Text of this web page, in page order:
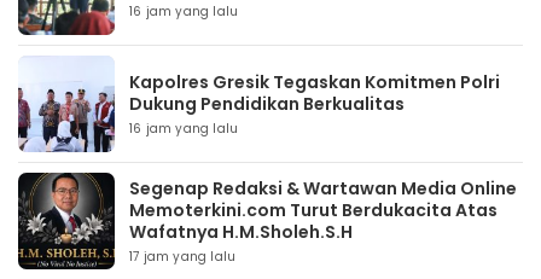
16 jam yang lalu
Kapolres Gresik Tegaskan Komitmen Polri
Dukung Pendidikan Berkualitas
16 jam yang lalu
Segenap Redaksi & Wartawan Media Online
Memoterkini.com Turut Berdukacita Atas
Wafatnya H.M.Sholeh.S.H
17 jam yang lalu